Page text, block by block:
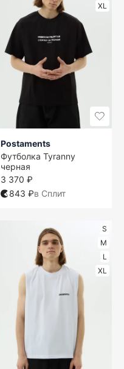
XL
Postaments
Футболка Tyranny
черная
3 370 ₽
843 ₽в Сплит
S
M
L
XL